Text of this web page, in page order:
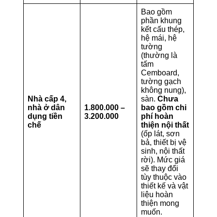
Nhà cấp 4,
nhà ở dân
dụng tiền
chế
1.800.000 –
3.200.000
Bao gồm
phần khung
kết cấu thép,
hệ mái, hệ
tường
(thường là
tấm
Cemboard,
tường gạch
không nung),
sàn. Chưa
bao gồm chi
phí hoàn
thiện nội thất
(ốp lát, sơn
bả, thiết bị vệ
sinh, nội thất
rời). Mức giá
sẽ thay đổi
tùy thuộc vào
thiết kế và vật
liệu hoàn
thiện mong
muốn.